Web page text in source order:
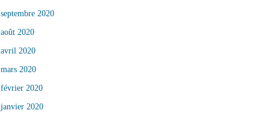
septembre 2020
août 2020
avril 2020
mars 2020
février 2020
janvier 2020